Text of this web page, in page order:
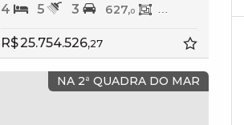
4 5 3 627,0 505,
R$ 25.754.526,27
NA 2ª QUADRA DO MAR